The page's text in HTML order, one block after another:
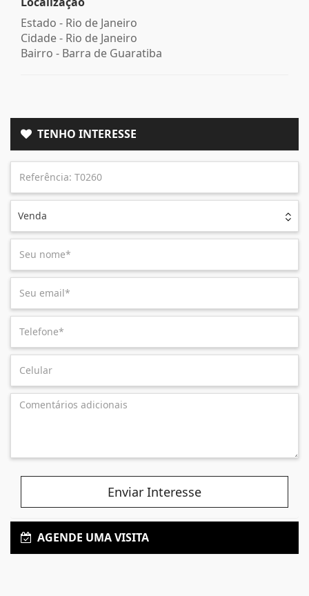
Estado - Rio de Janeiro
Cidade - Rio de Janeiro
Bairro - Barra de Guaratiba
TENHO INTERESSE
Venda
Enviar Interesse
AGENDE UMA VISITA